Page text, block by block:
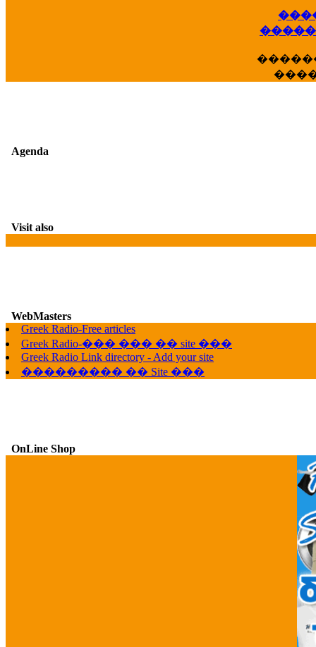
Agenda
Visit also
WebMasters
Greek Radio-Free articles
Greek Radio-��� ��� �� site ���
Greek Radio Link directory - Add your site
��������� �� Site ���
OnLine Shop